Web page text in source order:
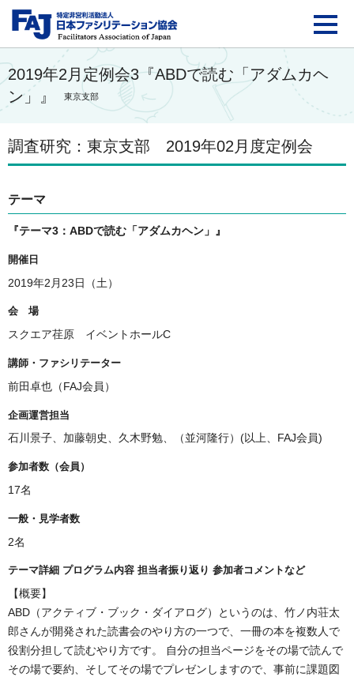
FAJ：特定非営利活動
2019年2月定例会3『ABDで読む「アダムカヘ
ン」』
東京支部
調査研究：東京支部 2019年02月度定例会
テーマ
『テーマ3：ABDで読む「アダムカヘン」』
開催日
2019年2月23日（土）
会 場
スクエア荏原 イベントホールC
講師・ファシリテーター
前田卓也（FAJ会員）
企画運営担当
石川景子、加藤朝史、久木野勉、（並河隆行） (以上、FAJ会員)
参加者数（会員）
17名
一般・見学者数
2名
テーマ詳細 プログラム内容 担当者振り返り 参加者コメントなど
【概要】
ABD（アクティブ・ブック・ダイアログ）というのは、竹ノ内荘太
郎さんが開発された読書会のやり方の一つで、一冊の本を複数人で
役割分担して読むやり方です。 自分の担当ページをその場で読んで
その場で要約、そしてその場でプレゼンしますので、事前に課題図